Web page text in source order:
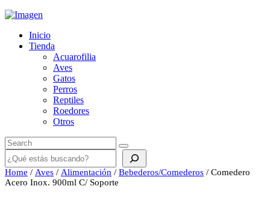
Inicio
Tienda
Acuarofilia
Aves
Gatos
Perros
Reptiles
Roedores
Otros
Buscar
Home / Aves / Alimentación / Bebederos/Comederos / Comedero
Acero Inox. 900ml C/ Soporte